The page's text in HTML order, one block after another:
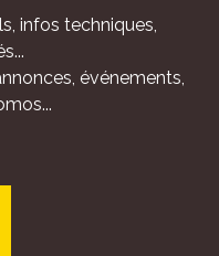
infos techniques,
événements,